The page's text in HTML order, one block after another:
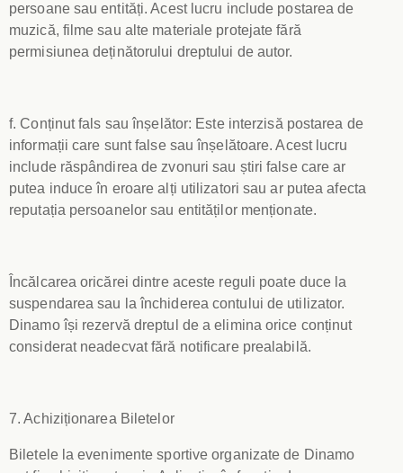
persoane sau entități. Acest lucru include postarea de
muzică, filme sau alte materiale protejate fără
permisiunea deținătorului dreptului de autor.
f. Conținut fals sau înșelător: Este interzisă postarea de
informații care sunt false sau înșelătoare. Acest lucru
include răspândirea de zvonuri sau știri false care ar
putea induce în eroare alți utilizatori sau ar putea afecta
reputația persoanelor sau entităților menționate.
Încălcarea oricărei dintre aceste reguli poate duce la
suspendarea sau la închiderea contului de utilizator.
Dinamo își rezervă dreptul de a elimina orice conținut
considerat neadecvat fără notificare prealabilă.
7. Achiziționarea Biletelor
Biletele la evenimente sportive organizate de Dinamo